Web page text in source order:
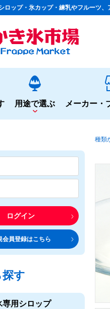
ロップ・氷カップ・練乳やフルーツ
ロップ
材
プ いろいろ使える汎用シロップ
製菓材料
スミルク あずき・餡 冷凍
ライサー キューブアイススラ
用途で選ぶ
店に
ドメニューに
トッピング テイクアウト
料に
トッピング 製菓材料 テイ
ューに
メーカー・
ログイン
会員登録はこちら
す
専用シロップ
種類